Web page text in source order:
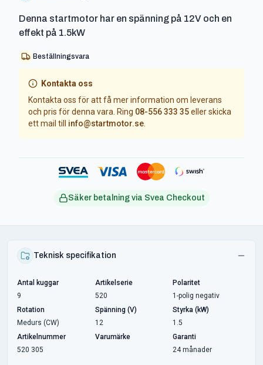
Denna startmotor har en spänning på 12V och en
effekt på 1.5kW
Beställningsvara
Kontakta oss
Kontakta oss för att få mer information om leverans
och pris för denna vara. Ring 08-556 333 35eller skicka
ett mail till
info@startmotor.se
Säker betalning via Svea Checkout
Teknisk specifikation
Antal kuggar
9
Artikelserie
520
Polaritet
1-polig negativ
Rotation
Medurs (CW)
Spänning (V)
12
Styrka (kW)
1.5
Artikelnummer
520 305
Varumärke
Garanti
24 månader